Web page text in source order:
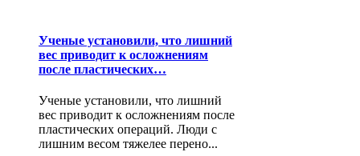
Ученые установили, что лишний
вес приводит к осложнениям
после пластических…
Ученые установили, что лишний
вес приводит к осложнениям после
пластических операций. Люди с
лишним весом тяжелее перено...